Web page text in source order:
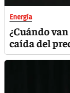
Energía
¿Cuándo
caída del